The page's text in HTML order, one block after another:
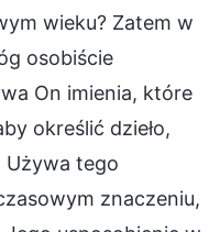
wieku? Zatem w
osobiście
On imienia, które
określić dzieło,
Używa tego
znaczeniu,